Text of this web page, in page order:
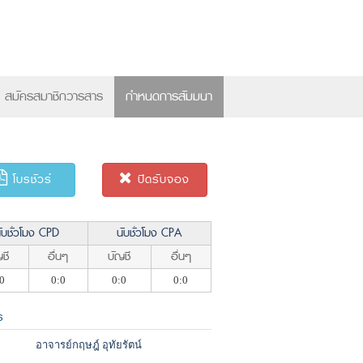
สมัครสมาชิกวารสาร กำหนดการสัมมนา
โบรชัวร์ ปิดรับจอง
ชั่วโมง CPD
นับชั่วโมง CPA
อื่นๆ บัญชี อื่นๆ
0:0 0:0 0:0
อาจารย์กฤษฎ์ อุทัยรัตน์